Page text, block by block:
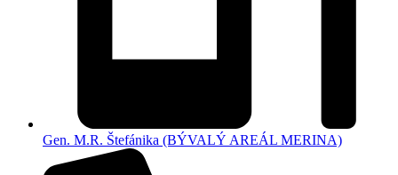
Gen. M.R. Štefánika (BÝVALÝ AREÁL MERINA)